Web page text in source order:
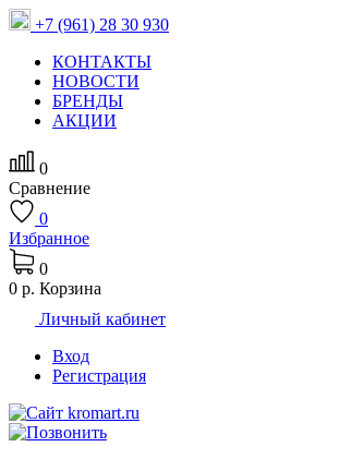
+7 (961) 28 30 930
КОНТАКТЫ
НОВОСТИ
БРЕНДЫ
АКЦИИ
0
Сравнение
0
Избранное
0
0 р. Корзина
Личный кабинет
Вход
Регистрация